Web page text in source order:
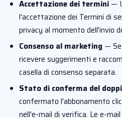
Accettazione dei termini —
l'accettazione dei Termini di
privacy al momento dell'invio
Consenso al marketing —
ricevere suggerimenti e
casella di consenso separata.
Stato di conferma del
confermato l'abbonamento
nell'e-mail di verifica. Le e-